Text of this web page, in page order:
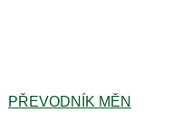
PŘEVODNÍK MĚN